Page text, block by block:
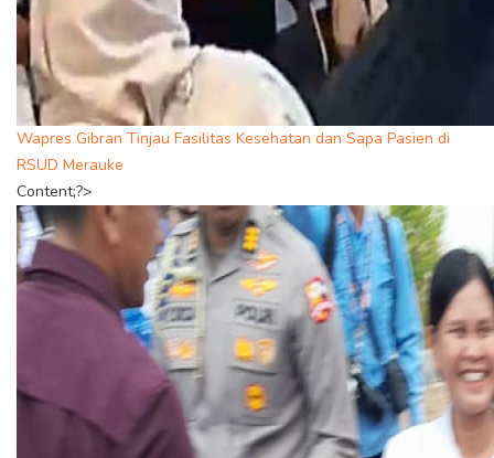
Wapres Gibran Tinjau Fasilitas Kesehatan dan Sapa Pasien di
RSUD Merauke
Content;?>